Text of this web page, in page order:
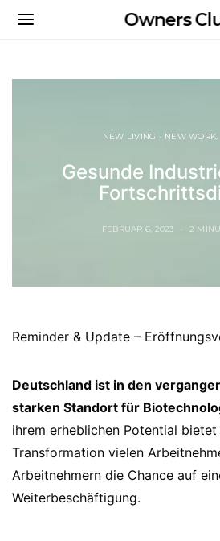
Owners
NEW LIVING - NEW WORK
Gesunde
FEBRUAR 6, 2023 2
Reminder & Update –
Deutschland ist in den
starken Standort für
ihrem erheblichen Potential
Transformation vielen
Arbeitnehmern die Chance auf
Weiterbeschäftigung.